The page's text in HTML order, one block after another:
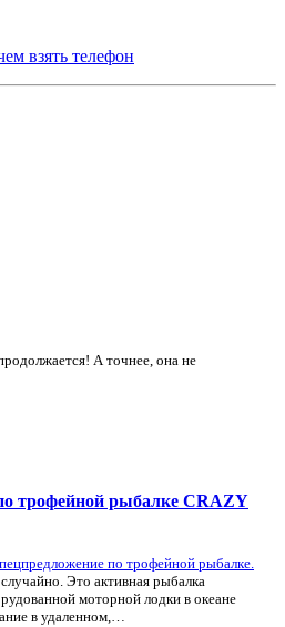
взять телефон
А точнее, она не
трофейной рыбалке CRAZY
по трофейной рыбалке.
Это активная рыбалка
моторной лодки в океане
в удаленном,…